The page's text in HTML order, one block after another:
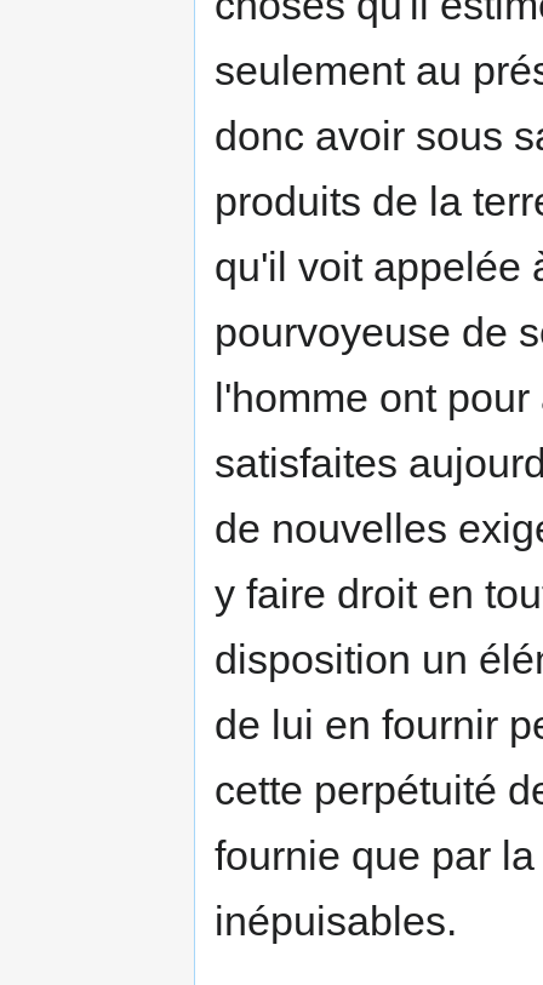
seulement au
donc avoir sous
produits de la
qu'il voit appelée
pourvoyeuse de
l'homme ont
satisfaites
de nouvelles
y faire droit en
disposition un
de lui en fournir
cette perpétuité
fournie que par
inépuisables.